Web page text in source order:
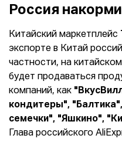
Россия
Китайский маркетплейс
экспорте в Китай
частности, на
будет продаваться
компаний, как
кондитеры",
семечки", "Яшкино",
Глава российского